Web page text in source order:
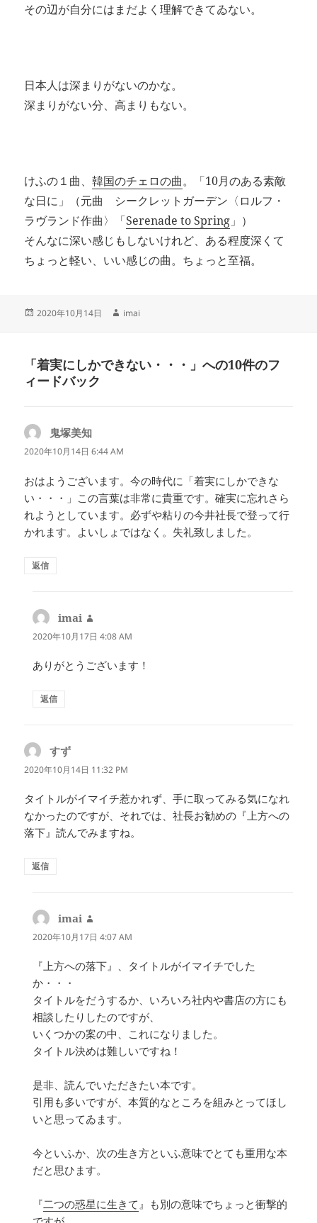
その辺が自分にはまだよく理解できてゐない。
日本人は深まりがないのかな。
深まりがない分、高まりもない。
けふの１曲、韓国のチェロの曲。「10月のある素敵
な日に」（元曲 シークレットガーデン〈ロルフ・
ラヴランド作曲〉「Serenade to Spring 」）
そんなに深い感じもしないけれど、ある程度深くて
ちょっと軽い、いい感じの曲。ちょっと至福。
投
2020年10月14日
作
imai
「着実にしかできない・・・」への10件のフ
ィードバック
鬼塚美知
り:
2020年10月14日 6:44 AM
おはようございます。今の時代に「着実にしかできな
い・・・」この言葉は非常に貴重です。確実に忘れさら
れようとしています。必ずや粘りの今井社長で登って行
かれます。よいしょではなく。失礼致しました。
返信
imai
り:
2020年10月17日 4:08 AM
ありがとうございます！
返信
すず
り:
2020年10月14日 11:32 PM
タイトルがイマイチ惹かれず、手に取ってみる気になれ
なかったのですが、それでは、社長お勧めの『上方への
落下』読んでみますね。
返信
imai
り:
2020年10月17日 4:07 AM
『上方への落下』、タイトルがイマイチでした
か・・・
タイトルをだうするか、いろいろ社内や書店の方にも
相談したりしたのですが、
いくつかの案の中、これになりました。
タイトル決めは難しいですね！
是非、読んでいただきたい本です。
引用も多いですが、本質的なところを組みとってほし
いと思ってゐます。
今といふか、次の生き方といふ意味でとても重用な本
だと思ひます。
『二つの惑星に生きて 』も別の意味でちょっと衝撃的